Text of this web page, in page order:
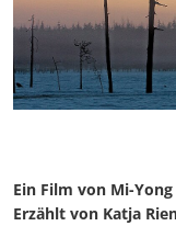
Ein Film von Mi-
Erzählt von Katja